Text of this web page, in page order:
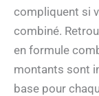
compliquent si
combiné.
en formule
montants sont
base pour